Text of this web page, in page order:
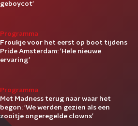
geboycot'
Programma
Froukje voor het eerst op boot tijdens
Pride Amsterdam: 'Hele nieuwe
ervaring'
Programma
Met Madness terug naar waar het
begon: 'We werden gezien als een
zooitje ongeregelde clowns'